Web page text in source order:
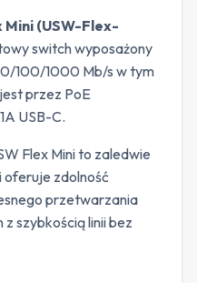
Mini (USW-Flex-
switch wyposażony
100/1000 Mb/s w tym
przez PoE
USB-C.
Flex Mini to zaledwie
oferuje zdolność
przetwarzania
szybkością linii bez